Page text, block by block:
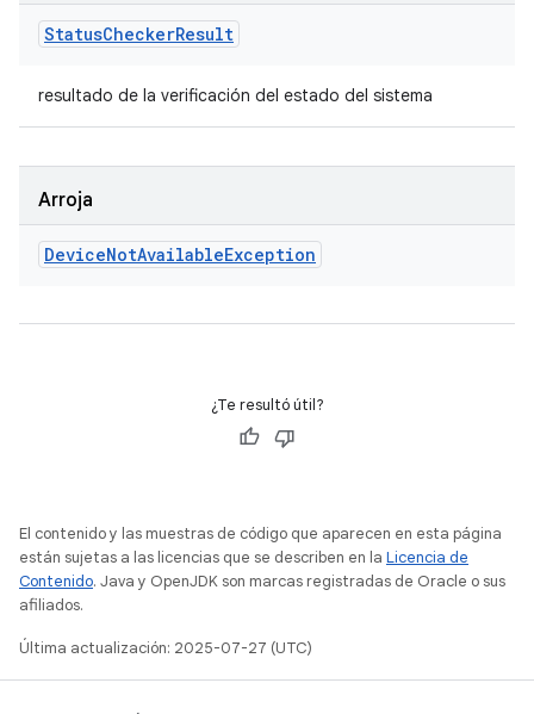
StatusCheckerResult
resultado de la verificación del estado del sistema
Arroja
DeviceNotAvailableException
¿Te resultó útil?
El contenido y las muestras de código que aparecen en esta página
están sujetas a las licencias que se describen en la Licencia de
Contenido. Java y OpenJDK son marcas registradas de Oracle o sus
afiliados.
Última actualización: 2025-07-27 (UTC)